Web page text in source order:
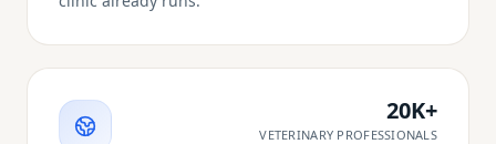
20K+
VETERINARY PROFESSIONALS